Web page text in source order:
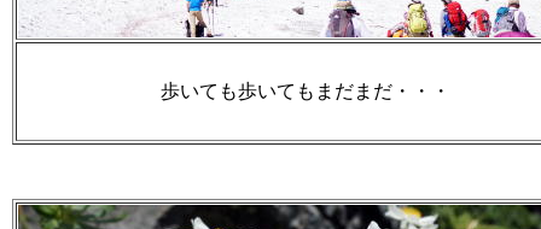
歩いても歩いてもまだまだ・・・